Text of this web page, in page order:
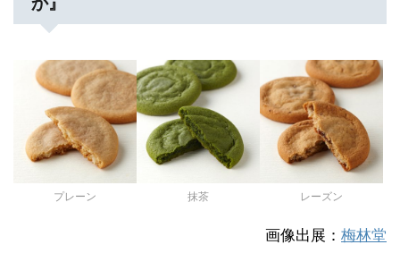
プレーン 抹茶 レーズン
画像出展： 梅林堂